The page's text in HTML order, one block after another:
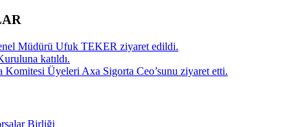
Müdürü Ufuk TEKER ziyaret edildi.
katıldı.
Komitesi Üyeleri Axa Sigorta Ceo’sunu ziyaret etti.
Birliği